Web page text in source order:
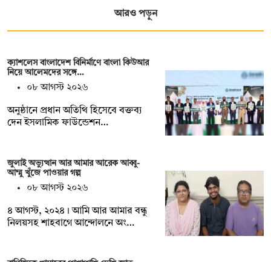
আরও পড়ুন
ক্যাশলেস বাংলাদেশ বিনির্মাণে বাংলা কিউআর
নিয়ে আলেমদের সঙ্গে…
০৮ আগস্ট ২০২৬
অনুষ্ঠানে প্রধান অতিথি হিসেবে বক্তব্য
দেন ইসলামিক ফাউন্ডেশন…
জুলাই অভ্যুত্থান আর আমার আরেক আব্বু-
আম্মু খুঁজে পাওয়ার গল্প
০৮ আগস্ট ২০২৬
৪ আগস্ট, ২০২৪। আমি আর আমার বন্ধু
নিলয়সহ শাহবাগে আন্দোলনে অং…